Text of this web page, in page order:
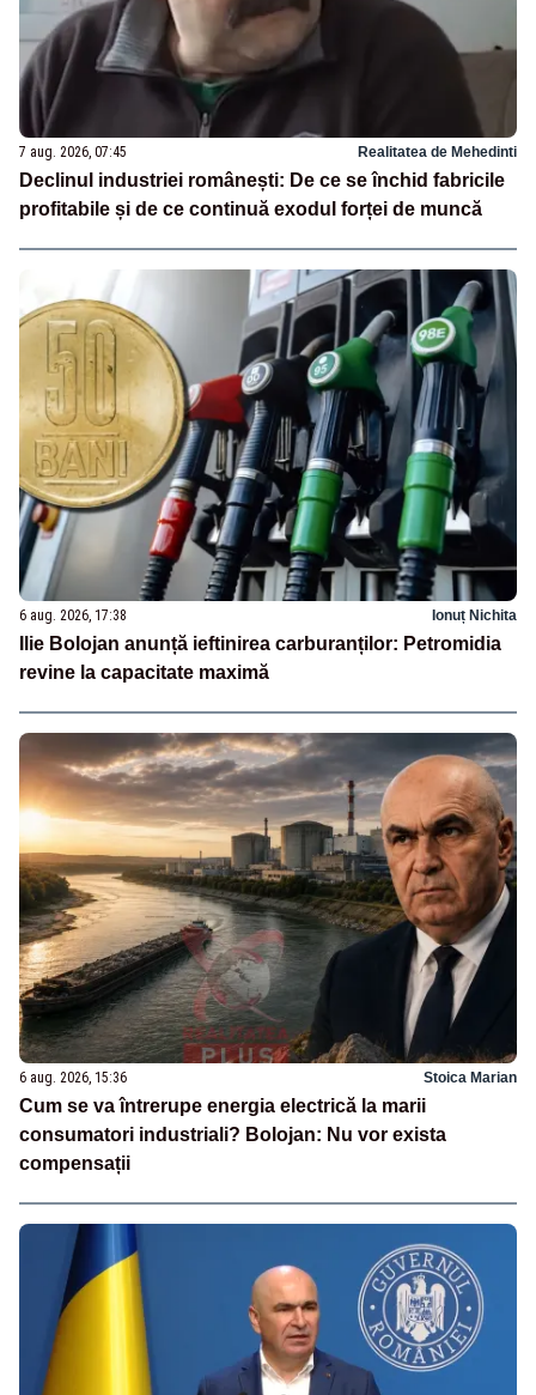
7 aug. 2026, 07:45 Realitatea de Mehedinti
Declinul industriei românești: De ce se închid fabricile
profitabile și de ce continuă exodul forței de muncă
6 aug. 2026, 17:38 Ionuț Nichita
Ilie Bolojan anunță ieftinirea carburanților: Petromidia
revine la capacitate maximă
6 aug. 2026, 15:36 Stoica Marian
Cum se va întrerupe energia electrică la marii
consumatori industriali? Bolojan: Nu vor exista
compensații